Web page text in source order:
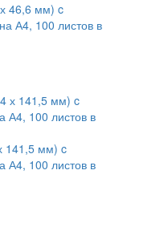
46,6 мм) c
А4, 100 листов в
141,5 мм) c
А4, 100 листов в